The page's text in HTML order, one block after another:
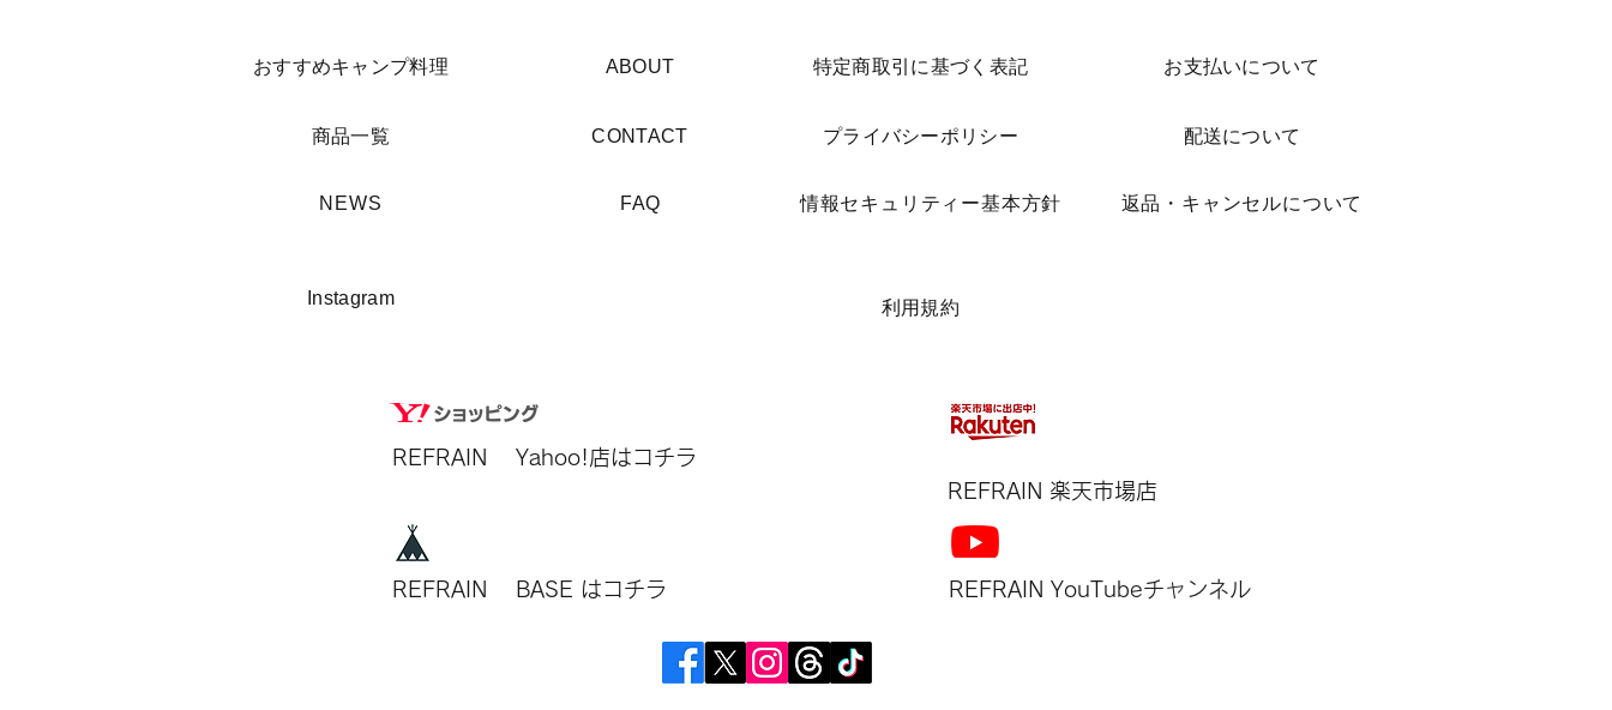
​おすすめキャンプ料理
​商品一覧
​NEWS
​ABOUT
​CONTACT
​FAQ
​特定商取引に基づく表記
​プライバシーポリシー
​情報セキュリティー基本方針
お支払いについて
配送について
​返品・キャンセルについて
​Instagram ​利用規約
REFRAIN​ Yahoo!店はコチラ
REFRAIN​ 楽天市場店
REFRAIN​ BASE はコチラ REFRAIN​ YouTubeチャンネル